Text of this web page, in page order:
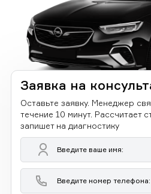
Заявка на
Оставьте заявку. Менеджер
течение 10 минут. Рассчитает
запишет на диагностику